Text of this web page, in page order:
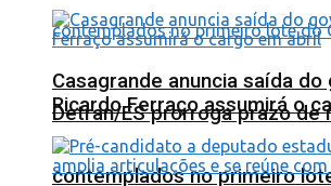
Detran/ES prorroga prazo de
contemplados no primeiro
Casagrande anuncia saída do
Ricardo Ferraço assumirá o